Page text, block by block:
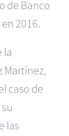
de Banco
2016.
la
Martínez,
caso de
las